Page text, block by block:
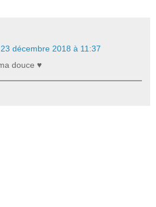
23 décembre 2018 à 11:37
douce ♥